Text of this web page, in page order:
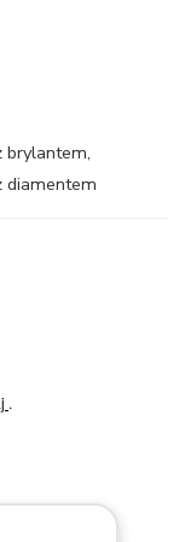
brylantem,
diamentem
5 na 5
.